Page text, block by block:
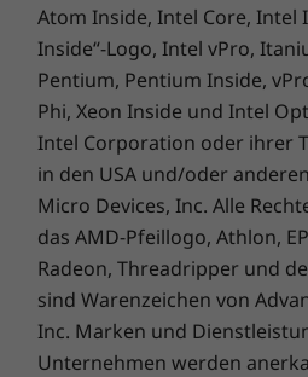
Atom Inside, Intel Core, Intel
Inside“-Logo, Intel vPro,
Pentium, Pentium Inside,
Phi, Xeon Inside und Intel
Intel Corporation oder ihrer
in den USA und/oder
Micro Devices, Inc. Alle
das AMD-Pfeillogo, Athlon,
Radeon, Threadripper und
sind Warenzeichen von
Inc. Marken und
Unternehmen werden